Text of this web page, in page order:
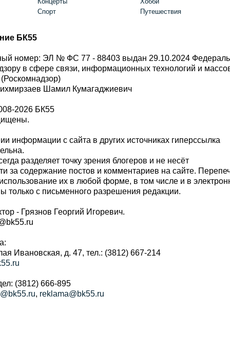
Спорт
Путешествия
БК55
номер: ЭЛ № ФС 77 - 88403 выдан 29.10.2024
в сфере связи, информационных технологий и
Шамил Кумагаджиевич
2026 БК55
информации с сайта в других источниках гиперссылка
разделяет точку зрения блогеров и не несёт
за содержание постов и комментариев на сайте.
их в любой форме, в том числе и в
с письменного разрешения редакции.
- Грязнов Георгий Игоревич.
Ивановская, д. 47, тел.: (3812) 667-214
(3812) 666-895
, reklama@bk55.ru